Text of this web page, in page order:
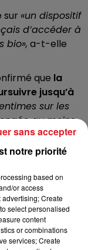
sur «un dispositif
d’accéder à
bio», a-t-elle
que la
jusqu’à
sur les
au moins
au ministre de
à un dispositif
dans le
Avant
place à la
la majorité
gouvernement
notre priorité
based on
or access
Create
select personalised
content
or combinations
services; Create
sans accepter